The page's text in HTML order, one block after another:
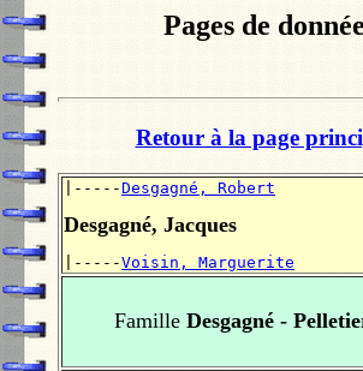
Pages de
Retour à la page
|-----Desgagné, Robert
Desgagné, Jacques
|-----Voisin, Marguerite
FamilleDesgagné -